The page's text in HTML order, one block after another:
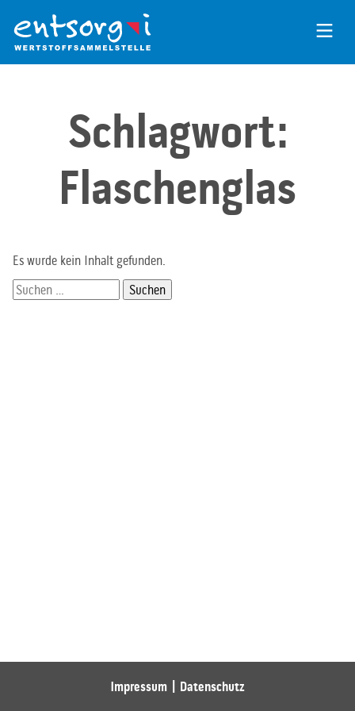
Inhalt
der
Seite
Schlagwort:
Flaschenglas
Es wurde kein Inhalt gefunden.
Suchen
nach:
Impressum Datenschutz